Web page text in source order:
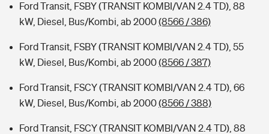
Ford Transit, FSBY (TRANSIT KOMBI/VAN 2.4 TD), 88
kW, Diesel, Bus/Kombi, ab 2000(8566 / 386)
Ford Transit, FSBY (TRANSIT KOMBI/VAN 2.4 TD), 55
kW, Diesel, Bus/Kombi, ab 2000(8566 / 387)
Ford Transit, FSCY (TRANSIT KOMBI/VAN 2.4 TD), 66
kW, Diesel, Bus/Kombi, ab 2000(8566 / 388)
Ford Transit, FSCY (TRANSIT KOMBI/VAN 2.4 TD), 88